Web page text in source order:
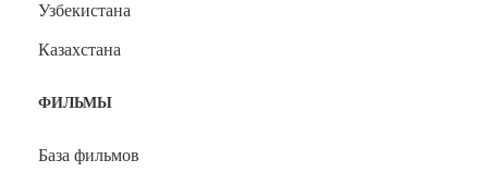
Узбекистана
Казахстана
ФИЛЬМЫ
База фильмов